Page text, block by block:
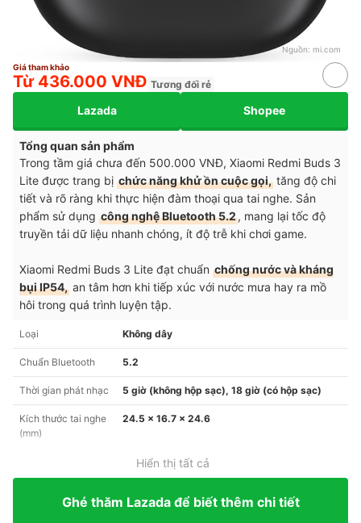
Nguồn: mi.com
Giá tham khảo
Từ 436.000 VNĐ Tương đối rẻ
Lazada Shopee
Tổng quan sản phẩm
Trong tầm giá chưa đến 500.000 VNĐ, Xiaomi Redmi Buds 3
Lite được trang bị chức năng khử ồn cuộc gọi, tăng độ chi
tiết và rõ ràng khi thực hiện đàm thoại qua tai nghe. Sản
phẩm sử dụng công nghệ Bluetooth 5.2, mang lại tốc độ
truyền tải dữ liệu nhanh chóng, ít độ trễ khi chơi game.
Xiaomi Redmi Buds 3 Lite đạt chuẩn chống nước và kháng
bụi IP54, an tâm hơn khi tiếp xúc với nước mưa hay ra mồ
hôi trong quá trình luyện tập.
Loại Không dây
Chuẩn Bluetooth 5.2
Thời gian phát nhạc 5 giờ (không hộp sạc), 18 giờ (có hộp sạc)
Kích thước tai nghe
(mm)
24.5 x 16.7 x 24.6
Hiển thị tất cả
Ghé thăm Lazada để biết thêm chi tiết